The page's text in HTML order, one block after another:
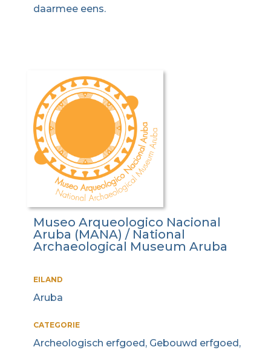
daarmee eens.
Museo Arqueologico Nacional
Aruba (MANA) / National
Archaeological Museum Aruba
EILAND
Aruba
CATEGORIE
Archeologisch erfgoed, Gebouwd erfgoed,